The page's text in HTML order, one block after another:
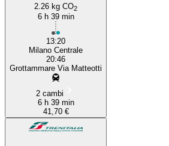
2.26 kg CO2
6 h 39 min
13:20
Milano Centrale
20:46
Grottammare Via Matteotti
2 cambi
6 h 39 min
41,70 €